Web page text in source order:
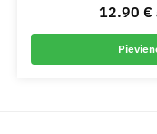
12.90 €